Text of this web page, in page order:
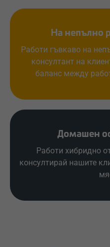
На непълно
Работи гъвкаво на
консултант на
баланс между
Домашен
Работи хибридно
консултирай нашите